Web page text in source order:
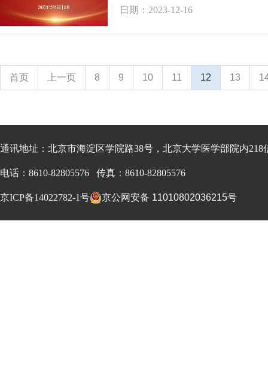
日期：2023-12-16
首页 上一页 8 9 10 11 12 13
通讯地址：北京市海淀区学院路38号，北京大学医学部院内218
电话：8610-82805576 传真：8610-82805576
京ICP备14022782-1号 京公网安备 11010802036215号